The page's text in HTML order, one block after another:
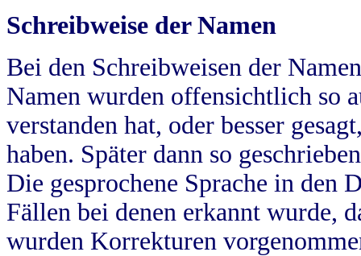
Schreibweise der Namen
Bei den Schreibweisen der
Namen wurden offensichtlich so
verstanden hat, oder besser
haben. Später dann so
Die gesprochene Sprache in
Fällen bei denen erkannt wurde,
wurden Korrekturen